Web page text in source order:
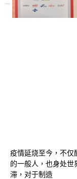
疫情延烧至今，不仅
的一般人，也身处
滞，对于制造